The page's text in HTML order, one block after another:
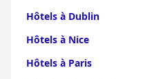
Hôtels à Dublin
Hôtels à Nice
Hôtels à Paris